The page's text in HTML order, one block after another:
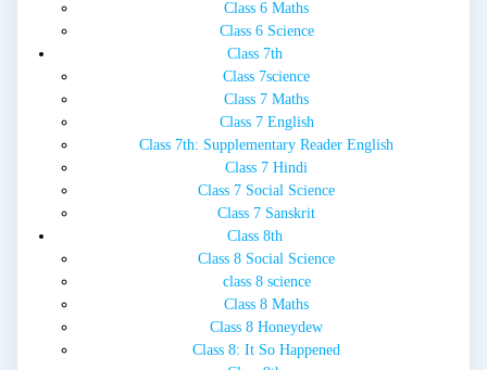
Class 6 Maths
Class 6 Science
Class 7th
Class 7science
Class 7 Maths
Class 7 English
Class 7th: Supplementary Reader English
Class 7 Hindi
Class 7 Social Science
Class 7 Sanskrit
Class 8th
Class 8 Social Science
class 8 science
Class 8 Maths
Class 8 Honeydew
Class 8: It So Happened